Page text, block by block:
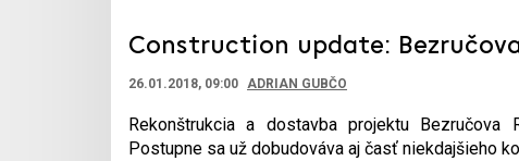
Construction update: Bezručova
26.01.2018, 09:00 ADRIAN GUBČO
Rekonštrukcia a dostavba projektu
Postupne sa už dobudováva aj časť niekdajšieho